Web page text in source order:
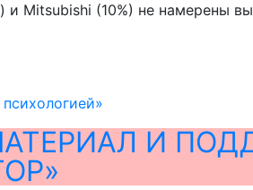
Mitsubishi (10%) не намерены
И